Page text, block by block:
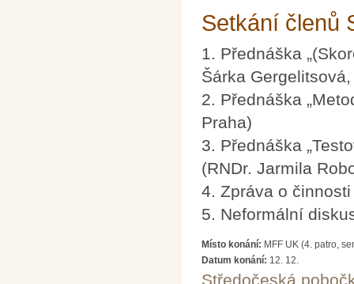
Setkání členů
1. Přednáška
Šárka
2. Přednáška
Praha)
3. Přednáška
(RNDr. Jarmila
4. Zpráva o
5. Neformální
Místo konání: MFF UK (4. patro,
Datum konání: 12. 12.
Středočeská